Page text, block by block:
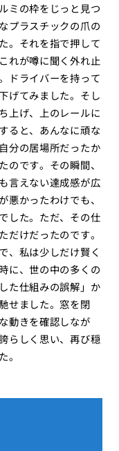
ミの枠をじっと見つ
プラスチックの爪の
。それを指で押して
れが噂に聞く外れ止
ドライバーを持って
げてみました。そし
上げ、上のレールに
ると、あんなに頑な
分の居場所だったか
です。その瞬間、
言えない達成感が広
かったわけでも、
した。ただ、その仕
だけだったのです。
、私は少しだけ賢く
に、世の中の多くの
た仕組みの誤解」か
せました。窓を閉
動きを確認しなが
らしく思い、再び穏
。